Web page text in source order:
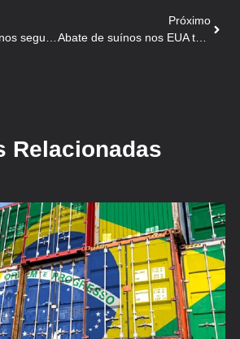
Embarques de suínos seguem firmes, mas preço interno cai
Próximo
Abate de suínos nos EUA tem mínima de cinco meses com Ômicron
Relacionadas